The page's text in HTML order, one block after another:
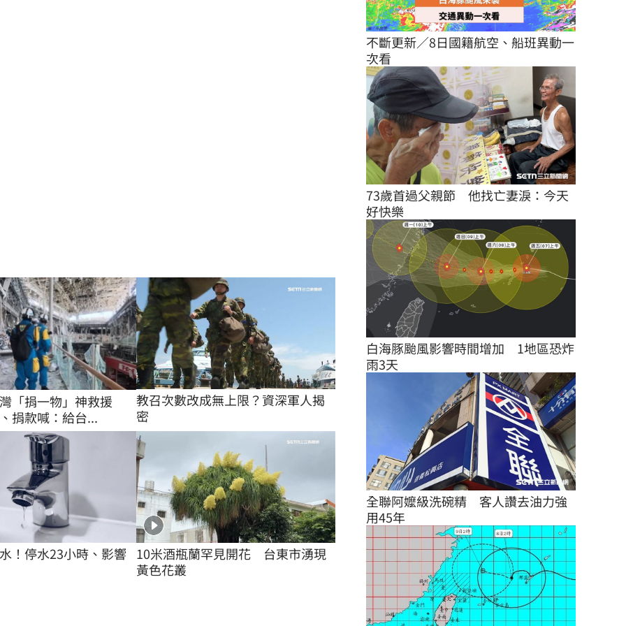
「捐一物」神救援
捐款喊：給台...
教召次數改成無上限？資深軍人揭
密
！停水23小時、影響 10米酒瓶蘭罕見開花　台東市湧現
黃色花叢
不斷更新／8日國籍航空、船班異動一
次看
73歲首過父親節　他找亡妻淚：今天
好快樂
白海豚颱風影響時間增加　1地區恐炸
雨3天
全聯阿嬤級洗碗精　客人讚去油力強
用45年